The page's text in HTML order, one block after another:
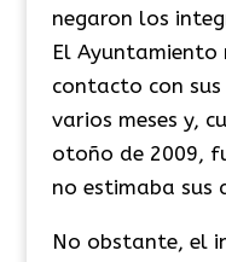
negaron los
El Ayuntamiento
contacto con
varios meses y,
otoño de 2009,
no estimaba sus
No obstante, el